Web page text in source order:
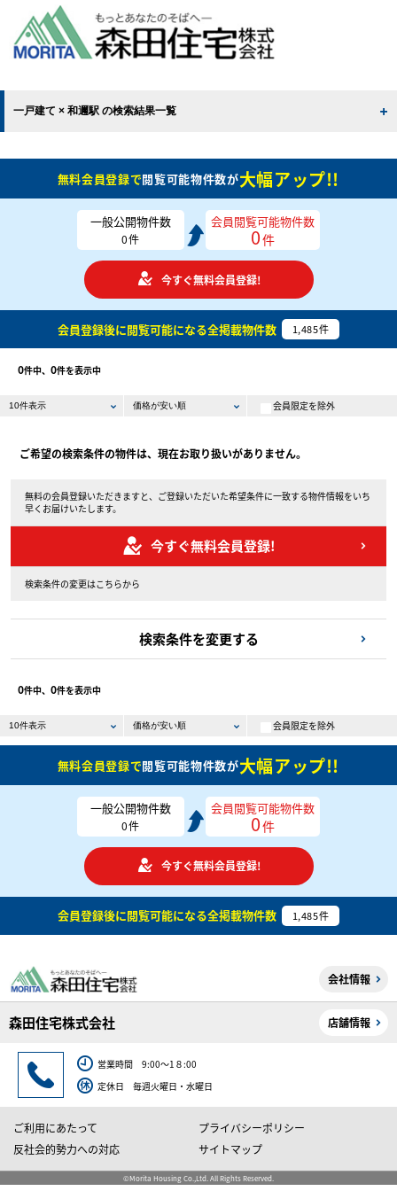
一戸建て × 和邇駅 の検索結果一覧
無料会員登録で閲覧可能物件数が大幅アップ!!
一般公開物件数
0件
会員閲覧可能物件数
0件
今すぐ無料会員登録!
会員登録後に閲覧可能になる全掲載物件数 1,485件
0件中、 0件を表示中
会員限定を除外
ご希望の検索条件の物件は、現在お取り扱いがありません。
無料の会員登録いただきますと、ご登録いただいた希望条件に一致する物件情報をいち
早くお届けいたします。
今すぐ無料会員登録!
検索条件の変更はこちらから
検索条件を変更する
0件中、 0件を表示中
会員限定を除外
無料会員登録で閲覧可能物件数が大幅アップ!!
一般公開物件数
0件
会員閲覧可能物件数
0件
今すぐ無料会員登録!
会員登録後に閲覧可能になる全掲載物件数 1,485件
会社情報
森田住宅株式会社 店舗情報
営業時間 9:00～1８:00
定休日 毎週火曜日・水曜日
ご利用にあたって
プライバシーポリシー
反社会的勢力への対応
サイトマップ
©Morita Housing Co.,Ltd. All Rights Reserved.